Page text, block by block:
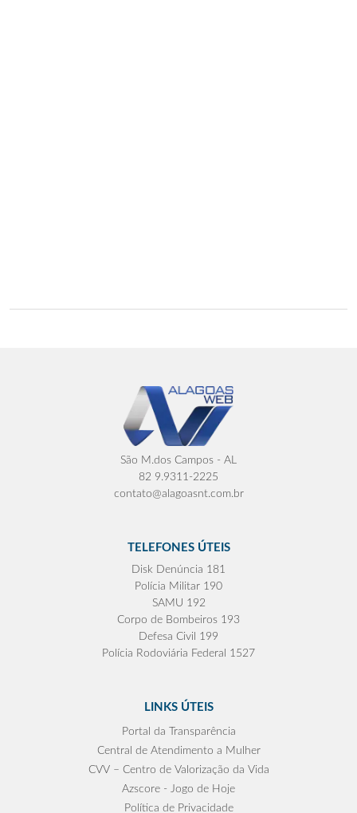
São M.dos Campos - AL
82 9.9311-2225
contato@alagoasnt.com.br
TELEFONES ÚTEIS
Disk Denúncia 181
Polícia Militar 190
SAMU 192
Corpo de Bombeiros 193
Defesa Civil 199
Polícia Rodoviária Federal 1527
LINKS ÚTEIS
Portal da Transparência
Central de Atendimento a Mulher
CVV – Centro de Valorização da Vida
Azscore - Jogo de Hoje
Política de Privacidade